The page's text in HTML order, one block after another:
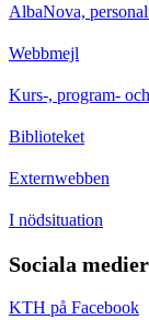
AlbaNova,
Webbmejl
Kurs-, program-
Biblioteket
Externwebben
I nödsituation
Sociala medier
KTH på Facebook